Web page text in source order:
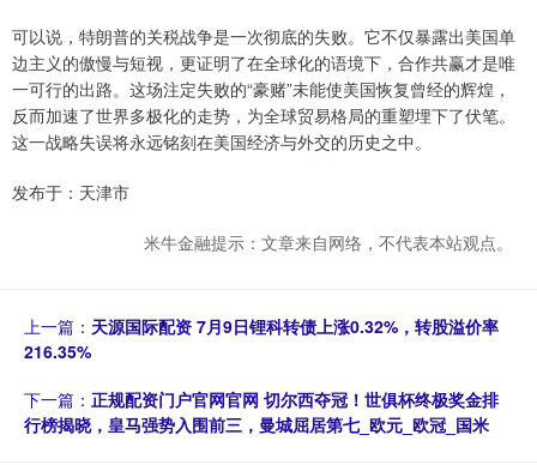
可以说，特朗普的关税战争是一次彻底的失败。它不仅暴露出美国单
边主义的傲慢与短视，更证明了在全球化的语境下，合作共赢才是唯
一可行的出路。这场注定失败的“豪赌”未能使美国恢复曾经的辉煌，
反而加速了世界多极化的走势，为全球贸易格局的重塑埋下了伏笔。
这一战略失误将永远铭刻在美国经济与外交的历史之中。
发布于：天津市
米牛金融提示：文章来自网络，不代表本站观点。
上一篇： 天源国际配资 7月9日锂科转债上涨0.32%，转股溢价率
216.35%
下一篇： 正规配资门户官网官网 切尔西夺冠！世俱杯终极奖金排
行榜揭晓，皇马强势入围前三，曼城屈居第七_欧元_欧冠_国米